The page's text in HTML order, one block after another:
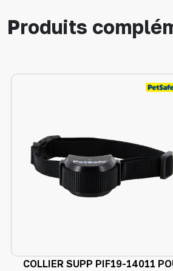
Produits
COLLIER SUPP PIF19-14011